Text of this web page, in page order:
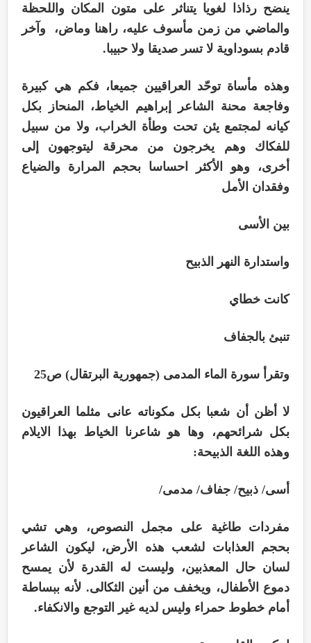
ينضح رذاذا لغويا يتناثر على متون المكان واللحظة
والماضي من زمن مأسوف عليه، راهنا وماض، وآخر
قادم بسوداوية لا تسر صديقا ولا حبيبا.
وهذه مأساة توحّد العراقيين جميعا، فكم هي كبيرة
وفاجعة محنة الشاعر إبراهيم الخياط، المنحاز بكل
كيانه لمجتمع يئن تحت وطأة الخراب، ولا من سبيل
للفكاك وهم يخرجون من محرقة ليتوجهون إلى
أخرى، وهو الأكثر احساسا بحجم المرارة والضياع
وفقدان الأمل
بين الأسى
واستدارة النهر الذبيح
كانت خطاي
تنبئ بالجفاف
وتقرأ سورة الماء المدمى (جمهورية البرتقال) ص25
لا أظن أن شعبا بكل مكوناته عانى مثلما العراقيون
بكل شرائحهم، وها هو شاعرنا الخياط بهذا الايلام
وهذه اللغة الذبيحة:
أسى/ ذبيح/ جفاف/ مدمى/
مفردات طاغية على مجمل النصوص، وهي تشي
بحجم العذابات لشعب هذه الأرض، ليكون الشاعر
لسان حال المعذبين، وليست له القدرة لأن يمسح
دموع الأطفال، ويخفف من أنين الثكالى. لأنه ببساطة
أمام خطوط حمراء وليس لديه غير التوجع والانكفاء.